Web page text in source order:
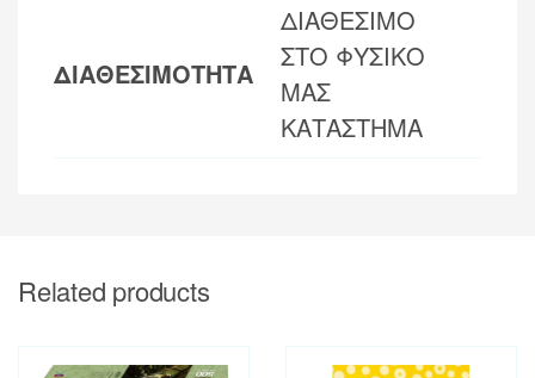
ΔΙΑΘΕΣΙΜΟΤΗΤΑ
ΔΙΑΘΕΣΙΜΟ
ΣΤΟ ΦΥΣΙΚΟ
ΜΑΣ
ΚΑΤΑΣΤΗΜΑ
Related products